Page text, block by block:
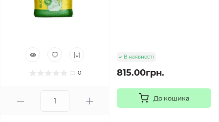
0
В наявності
815.00грн.
До кошика